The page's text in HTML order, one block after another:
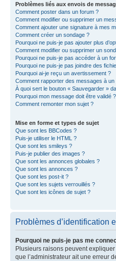
Problèmes liés aux envois de
Comment poster dans un forum ?
Comment modifier ou supprimer un
Comment ajouter une signature à mes
Comment créer un sondage ?
Pourquoi ne puis-je pas ajouter plus
Comment modifier ou supprimer un
Pourquoi ne puis-je pas accéder à un
Pourquoi ne puis-je pas joindre des
Pourquoi ai-je reçu un avertissement ?
Comment rapporter des messages à un
À quoi sert le bouton « Sauvegarder »
Pourquoi mon message doit être validé ?
Comment remonter mon sujet ?
Mise en forme et types de sujet
Que sont les BBCodes ?
Puis-je utiliser le HTML ?
Que sont les smileys ?
Puis-je publier des images ?
Que sont les annonces globales ?
Que sont les annonces ?
Que sont les post-it ?
Que sont les sujets verrouillés ?
Que sont les icônes de sujet ?
Problèmes d’identification
Pourquoi ne puis-je pas me
Plusieurs raisons peuvent
que l’administrateur ait une erreur